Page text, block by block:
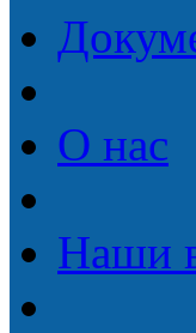
О нас
Наши